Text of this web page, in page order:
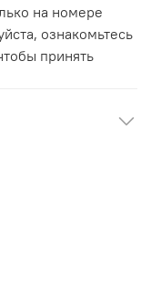
на номере
ознакомьтесь
принять